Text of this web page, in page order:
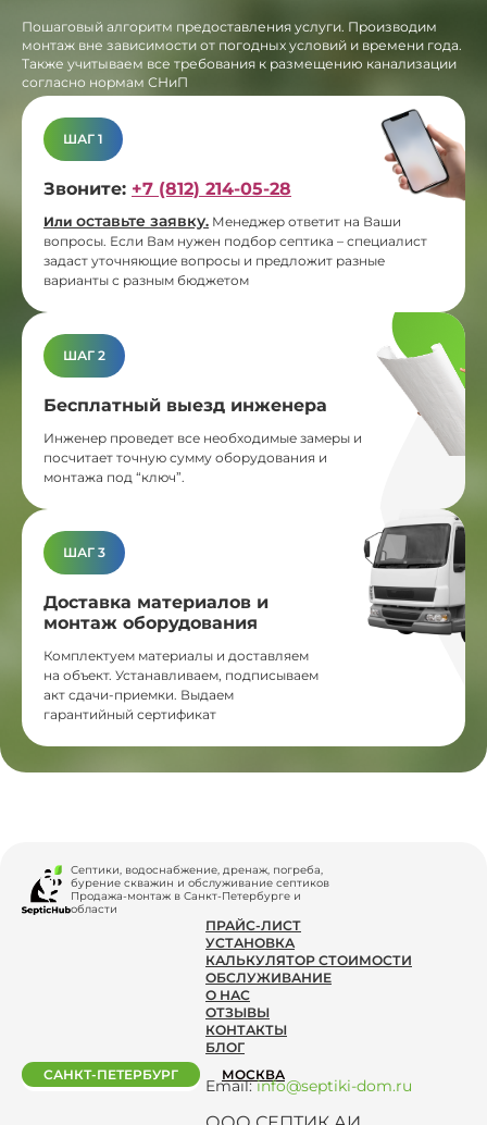
Пошаговый алгоритм предоставления услуги. Производим
монтаж вне зависимости от погодных условий и времени года.
Также учитываем все требования к размещению канализации
согласно нормам СНиП
ШАГ 1
Звоните: +7 (812) 214-05-28
Или оставьте заявку. Менеджер ответит на Ваши
вопросы. Если Вам нужен подбор септика – специалист
задаст уточняющие вопросы и предложит разные
варианты с разным бюджетом
ШАГ 2
Бесплатный выезд инженера
Инженер проведет все необходимые замеры и
посчитает точную сумму оборудования и
монтажа под “ключ”.
ШАГ 3
Доставка материалов и
монтаж оборудования
Комплектуем материалы и доставляем
на объект. Устанавливаем, подписываем
акт сдачи-приемки. Выдаем
гарантийный сертификат
Септики, водоснабжение, дренаж, погреба,
бурение скважин и обслуживание септиков
Продажа-монтаж в Санкт-Петербурге и
области
ПРАЙС-ЛИСТ
УСТАНОВКА
КАЛЬКУЛЯТОР СТОИМОСТИ
ОБСЛУЖИВАНИЕ
О НАС
ОТЗЫВЫ
КОНТАКТЫ
БЛОГ
Email:info@septiki-dom.ru
САНКТ-ПЕТЕРБУРГ МОСКВА